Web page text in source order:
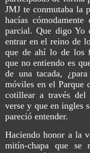
JMJ te conmutaba la
hacías
parcial. Que digo Yo
entrar en el reino de
que de ahí lo de los
que no entiendo es
de una tacada,
móviles en el Parque
cotillear a través del
verse y que en ingles
pareció entender.
Haciendo honor a la
mitín-chapa que